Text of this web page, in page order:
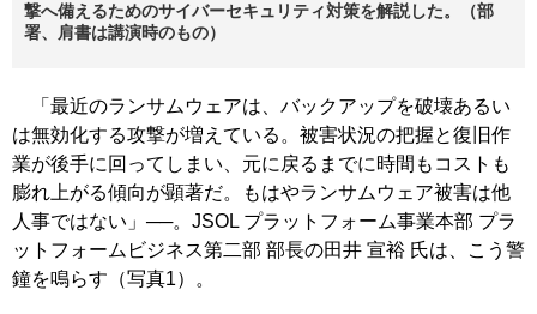
撃へ備えるためのサイバーセキュリティ対策を解説した。（部
署、肩書は講演時のもの）
「最近のランサムウェアは、バックアップを破壊あるい
は無効化する攻撃が増えている。被害状況の把握と復旧作
業が後手に回ってしまい、元に戻るまでに時間もコストも
膨れ上がる傾向が顕著だ。もはやランサムウェア被害は他
人事ではない」──。JSOL プラットフォーム事業本部 プラ
ットフォームビジネス第二部 部長の田井 宣裕 氏は、こう警
鐘を鳴らす（写真1）。